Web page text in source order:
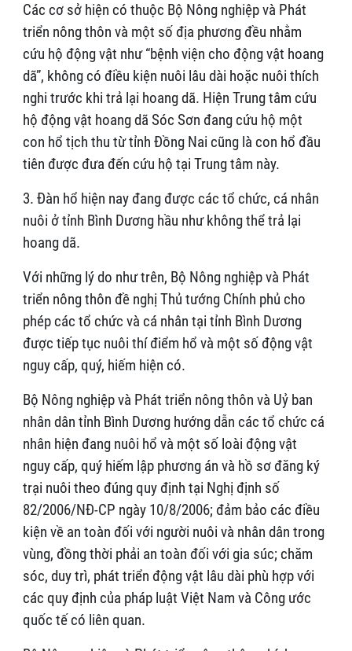
Các cơ sở hiện có thuộc Bộ Nông nghiệp và Phát
triển nông thôn và một số địa phương đều nhằm
cứu hộ động vật như “bệnh viện cho động vật hoang
dã”, không có điều kiện nuôi lâu dài hoặc nuôi thích
nghi trước khi trả lại hoang dã. Hiện Trung tâm cứu
hộ động vật hoang dã Sóc Sơn đang cứu hộ một
con hổ tịch thu từ tỉnh Đồng Nai cũng là con hổ đầu
tiên được đưa đến cứu hộ tại Trung tâm này.
3. Đàn hổ hiện nay đang được các tổ chức, cá nhân
nuôi ở tỉnh Bình Dương hầu như không thể trả lại
hoang dã.
Với những lý do như trên, Bộ Nông nghiệp và Phát
triển nông thôn đề nghị Thủ tướng Chính phủ cho
phép các tổ chức và cá nhân tại tỉnh Bình Dương
được tiếp tục nuôi thí điểm hổ và một số động vật
nguy cấp, quý, hiếm hiện có.
Bộ Nông nghiệp và Phát triển nông thôn và Uỷ ban
nhân dân tỉnh Bình Dương hướng dẫn các tổ chức cá
nhân hiện đang nuôi hổ và một số loài động vật
nguy cấp, quý hiếm lập phương án và hồ sơ đăng ký
trại nuôi theo đúng quy định tại Nghị định số
82/2006/NĐ-CP ngày 10/8/2006; đảm bảo các điều
kiện về an toàn đối với người nuôi và nhân dân trong
vùng, đồng thời phải an toàn đối với gia súc; chăm
sóc, duy trì, phát triển động vật lâu dài phù hợp với
các quy định của pháp luật Việt Nam và Công ước
quốc tế có liên quan.